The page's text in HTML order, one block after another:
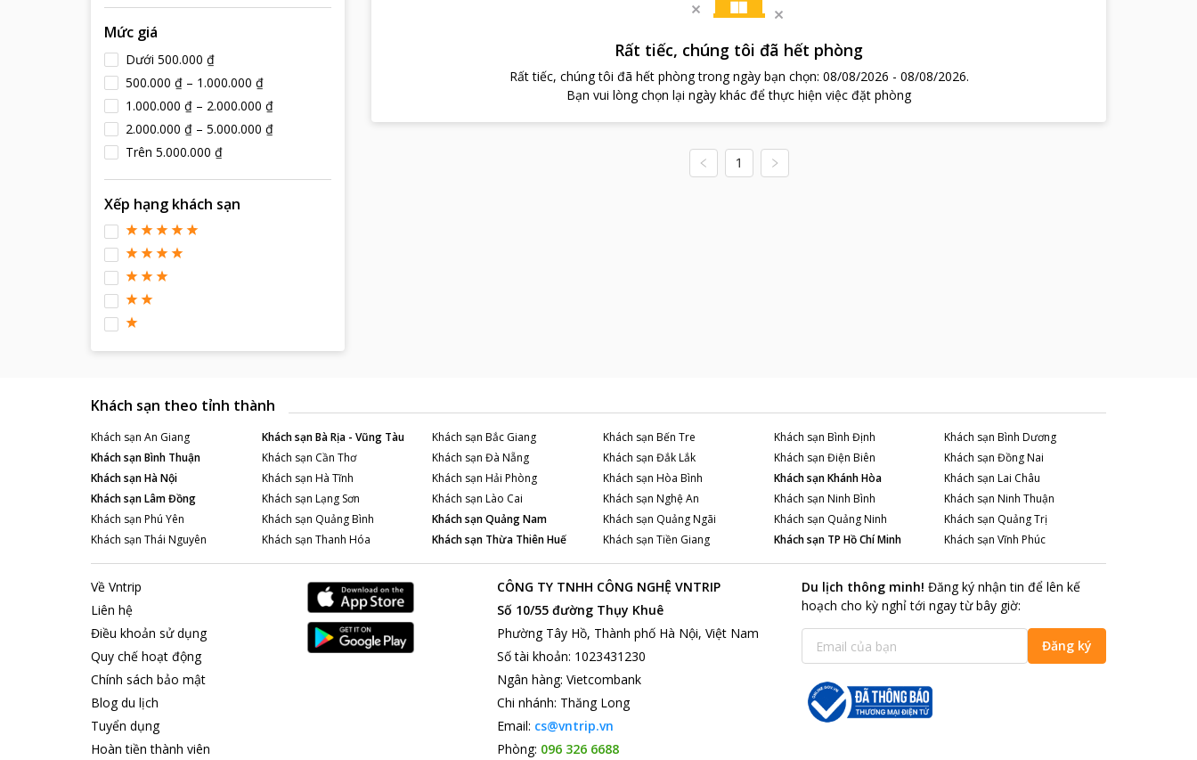
Mức giá
Dưới 500.000 ₫
500.000 ₫ – 1.000.000 ₫
1.000.000 ₫ – 2.000.000 ₫
2.000.000 ₫ – 5.000.000 ₫
Trên 5.000.000 ₫
Xếp hạng khách sạn
Rất tiếc, chúng tôi đã hết phòng
Rất tiếc, chúng tôi đã hết phòng trong ngày bạn chọn: 08/08/2026 - 08/08/2026.
Bạn vui lòng chọn lại ngày khác để thực hiện việc đặt phòng
1
Khách sạn theo tỉnh thành
Khách sạn An Giang Khách sạnBà Rịa - Vũng Tàu Khách sạn Bắc Giang Khách sạn Bến Tre Khách sạn Bình Định Khách sạn Bình Dương
Khách sạnBình Thuận Khách sạn Cần Thơ Khách sạn Đà Nẵng Khách sạn Đắk Lắk Khách sạn Điện Biên Khách sạn Đồng Nai
Khách sạnHà Nội Khách sạn Hà Tĩnh Khách sạn Hải Phòng Khách sạn Hòa Bình Khách sạnKhánh Hòa Khách sạn Lai Châu
Khách sạnLâm Đồng Khách sạn Lạng Sơn Khách sạn Lào Cai Khách sạn Nghệ An Khách sạn Ninh Bình Khách sạn Ninh Thuận
Khách sạn Phú Yên Khách sạn Quảng Bình Khách sạnQuảng Nam Khách sạn Quảng Ngãi Khách sạn Quảng Ninh Khách sạn Quảng Trị
Khách sạn Thái Nguyên Khách sạn Thanh Hóa Khách sạn Thừa Thiên Huế Khách sạn Tiền Giang Khách sạn TP Hồ Chí Minh Khách sạn Vĩnh Phúc
Về Vntrip
Liên hệ
Điều khoản sử dụng
Quy chế hoạt động
Chính sách bảo mật
Blog du lịch
Tuyển dụng
Hoàn tiền thành viên
CÔNG TY TNHH CÔNG NGHỆ VNTRIP
Số 10/55 đường Thụy Khuê
Phường Tây Hồ, Thành phố Hà Nội, Việt Nam
Số tài khoản: 1023431230
Ngân hàng: Vietcombank
Chi nhánh: Thăng Long
Email: cs@vntrip.vn
Phòng: 096 326 6688
Du lịch thông minh! Đăng ký nhận tin để lên kế
hoạch cho kỳ nghỉ tới ngay từ bây giờ:
Đăng ký